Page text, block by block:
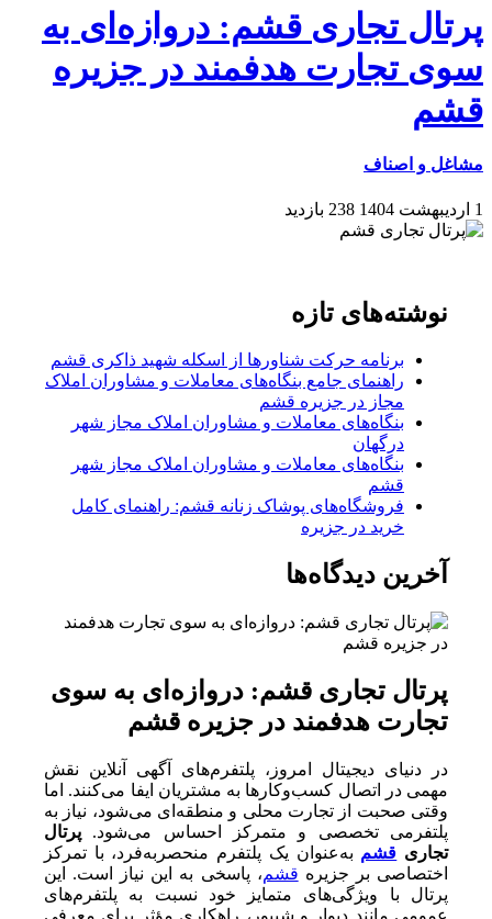
پرتال تجاری قشم: دروازه‌ای به
سوی تجارت هدفمند در جزیره
قشم
مشاغل و اصناف
1 اردیبهشت 1404 238 بازدید
نوشته‌های تازه
برنامه حرکت شناورها از اسکله شهید ذاکری قشم
راهنمای جامع بنگاه‌های معاملات و مشاوران املاک
مجاز در جزیره قشم
بنگاه‌های معاملات و مشاوران املاک مجاز شهر
درگهان
بنگاه‌های معاملات و مشاوران املاک مجاز شهر
قشم
فروشگاه‌های پوشاک زنانه قشم: راهنمای کامل
خرید در جزیره
آخرین دیدگاه‌ها
پرتال تجاری قشم: دروازه‌ای به سوی
تجارت هدفمند در جزیره قشم
در دنیای دیجیتال امروز، پلتفرم‌های آگهی آنلاین نقش
مهمی در اتصال کسب‌وکارها به مشتریان ایفا می‌کنند. اما
وقتی صحبت از تجارت محلی و منطقه‌ای می‌شود، نیاز به
پلتفرمی تخصصی و متمرکز احساس می‌شود. پرتال
تجاری قشم به‌عنوان یک پلتفرم منحصربه‌فرد، با تمرکز
اختصاصی بر جزیره قشم، پاسخی به این نیاز است. این
پرتال با ویژگی‌های متمایز خود نسبت به پلتفرم‌های
عمومی مانند دیوار و شیپور، راهکاری مؤثر برای معرفی